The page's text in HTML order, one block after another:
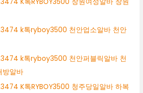
k톡ryboy3500 천안업소알바 천안
k톡ryboy3500 천안퍼블릭알바 천
방알바
K톡RYBOY3500 청주당일알바 하복